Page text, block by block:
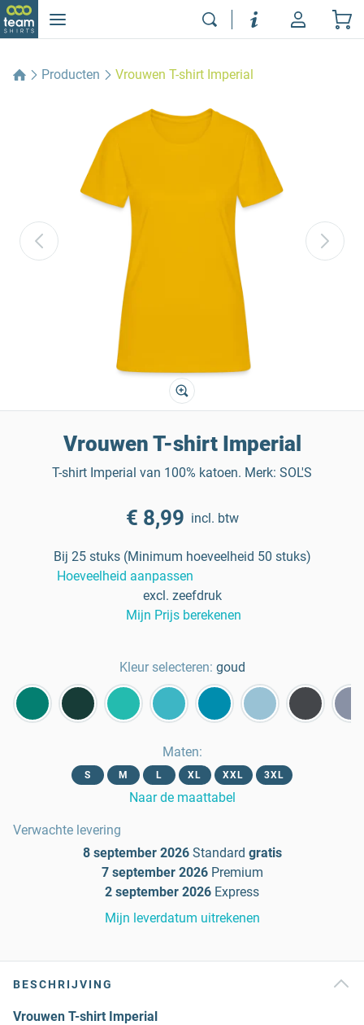
Producten Vrouwen T-shirt Imperial
Vrouwen T-shirt Imperial
T-shirt Imperial van 100% katoen. Merk: SOL'S
€ 8,99 incl. btw
Bij 25 stuks (Minimum hoeveelheid 50 stuks)
Hoeveelheid aanpassen
excl. zeefdruk
Mijn Prijs berekenen
Kleur selecteren: goud
Maten:
S M L XL XXL 3XL
Naar de maattabel
Verwachte levering
8 september 2026 Standard gratis
7 september 2026 Premium
2 september 2026 Express
Mijn leverdatum uitrekenen
BESCHRIJVING
Vrouwen T-shirt Imperial